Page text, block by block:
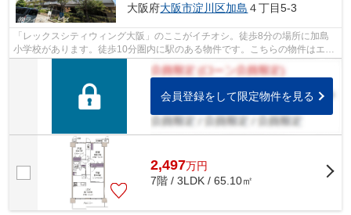
大阪府大阪市淀川区加島 ４丁目5-3
「レックスシティウィング大阪」のここがイチオシ。徒歩8分の場所に加島
小学校があります。徒歩10分圏内に駅のある物件です。こちらの物件はエレ
ベーター2基付きです。大阪市淀川区エ...
会員登録をして限定物件を見る
2,497万円
7階 / 3LDK / 65.10㎡